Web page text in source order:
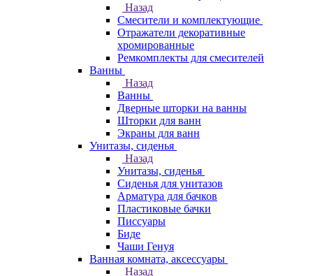
Назад
Смесители и комплектующие
Отражатели декоративные
хромированные
Ремкомплекты для смесителей
Ванны
Назад
Ванны
Дверные шторки на ванны
Шторки для ванн
Экраны для ванн
Унитазы, сиденья
Назад
Унитазы, сиденья
Сиденья для унитазов
Арматура для бачков
Пластиковые бачки
Писсуары
Биде
Чаши Генуя
Ванная комната, аксессуары
Назад